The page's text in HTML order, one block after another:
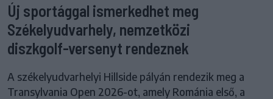
Új sportággal ismerkedhet meg
Székelyudvarhely, nemzetközi
diszkgolf-versenyt rendeznek
A székelyudvarhelyi Hillside pályán rendezik meg a
Transylvania Open 2026-ot, amely Románia első, a